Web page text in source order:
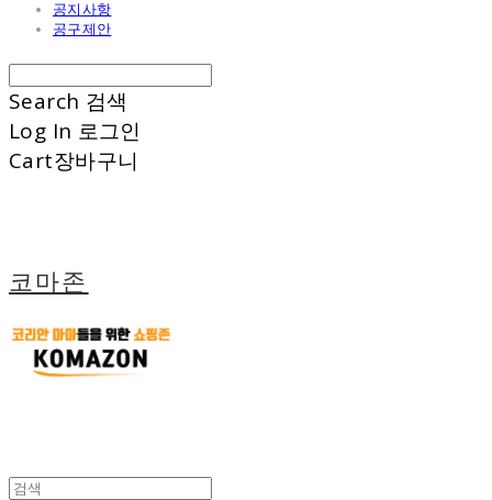
공지사항
공구제안
Search 검색
Log In 로그인
Cart장바구니
코마존